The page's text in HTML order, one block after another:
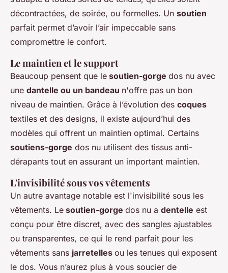
décontractées, de soirée, ou formelles. Un soutien
parfait permet d’avoir l’air impeccable sans
compromettre le confort.
Le maintien et le support
Beaucoup pensent que le soutien-gorge dos nu avec
une dantelle ou un bandeau n'offre pas un bon
niveau de maintien. Grâce à l’évolution des coques
textiles et des designs, il existe aujourd’hui des
modèles qui offrent un maintien optimal. Certains
soutiens-gorge dos nu utilisent des tissus anti-
dérapants tout en assurant un important maintien.
L'invisibilité sous vos vêtements
Un autre avantage notable est l'invisibilité sous les
vêtements. Le soutien-gorge dos nu a dentelle est
conçu pour être discret, avec des sangles ajustables
ou transparentes, ce qui le rend parfait pour les
vêtements sans jarretelles ou les tenues qui exposent
le dos. Vous n’aurez plus à vous soucier de